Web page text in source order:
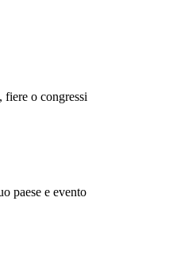
o congressi
paese e evento